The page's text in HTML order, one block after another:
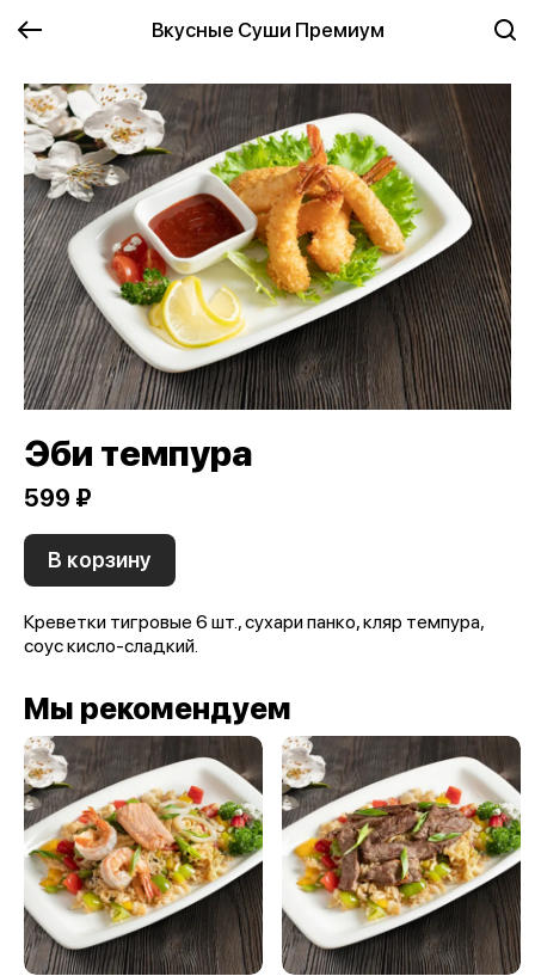
Вкусные Суши Премиум
Эби темпура
599 ₽
В корзину
Креветки тигровые 6 шт., сухари панко, кляр темпура,
соус кисло-сладкий.
Мы рекомендуем